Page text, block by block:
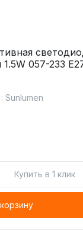
057-233
Sunlumen
Купить в 1 клик